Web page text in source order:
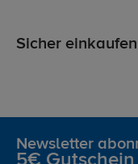
Sicher einkaufen
Newsletter
5€ Gutschein